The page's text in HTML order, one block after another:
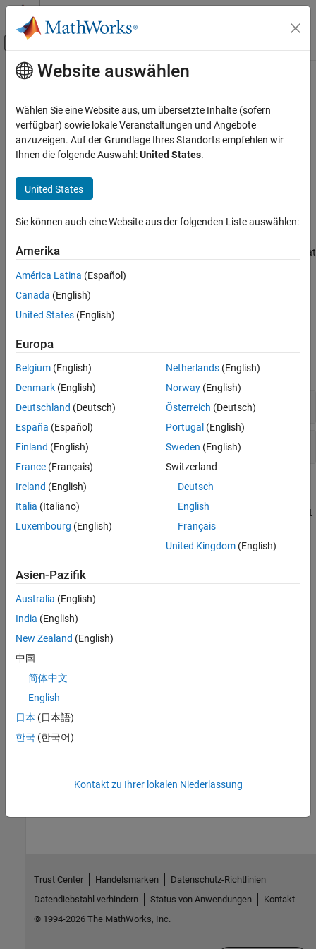
Weiter zum Inhalt
Umschaltung für Off-Canvas-
Startseite der Dokumentation
Simulink Test
Test Authoring
Assessments, Criteria, and Verification
hasChanged
Description
Examples
Tips
Version History
See Also
Hauptinhalt
hasChanged
Detect data change in test step
expand all in page
tf = hasChanged(u)
beginning of the current time step is different from the value of
at
returns0(false).
example
Examples
expand all
Detect Value Change
Detect Value Change in a Bus
Tips
hasChangedstatements can be used in the
Test
Assessmentblocks and in Stateflow®charts.
Introduced in R2015a
See Also
hasChangedFrom|hasChangedTo
Topics
Define Test Steps and Assessments
Test Sequence Basics
Programmatically Create a Test Sequence
How useful was this information?
Website auswählen
Wählen Sie eine Website aus, um übersetzte Inhalte (sofern
verfügbar) sowie lokale Veranstaltungen und Angebote
anzuzeigen. Auf der Grundlage Ihres Standorts empfehlen wir
Ihnen die folgende Auswahl:United States.
United States
Sie können auch eine Website aus der folgenden Liste auswählen:
Amerika
América Latina (Español)
Canada (English)
United States (English)
Europa
Belgium (English)
Denmark (English)
Deutschland (Deutsch)
España (Español)
Finland (English)
France (Français)
Ireland (English)
Italia (Italiano)
Luxembourg (English)
Netherlands(English)
Norway(English)
Österreich (Deutsch)
Portugal (English)
Sweden (English)
Switzerland
Deutsch
English
Français
United Kingdom(English)
Asien-Pazifik
Australia (English)
India (English)
New Zealand (English)
中国
简体中文
English
日本 (日本語)
한국 (한국어)
Kontakt zu Ihrer lokalen Niederlassung
Trust Center Handelsmarken
Datenschutz-Richtlinien
Datendiebstahl verhindern
Status von Anwendungen
Kontakt
© 1994-2026 The MathWorks, Inc.